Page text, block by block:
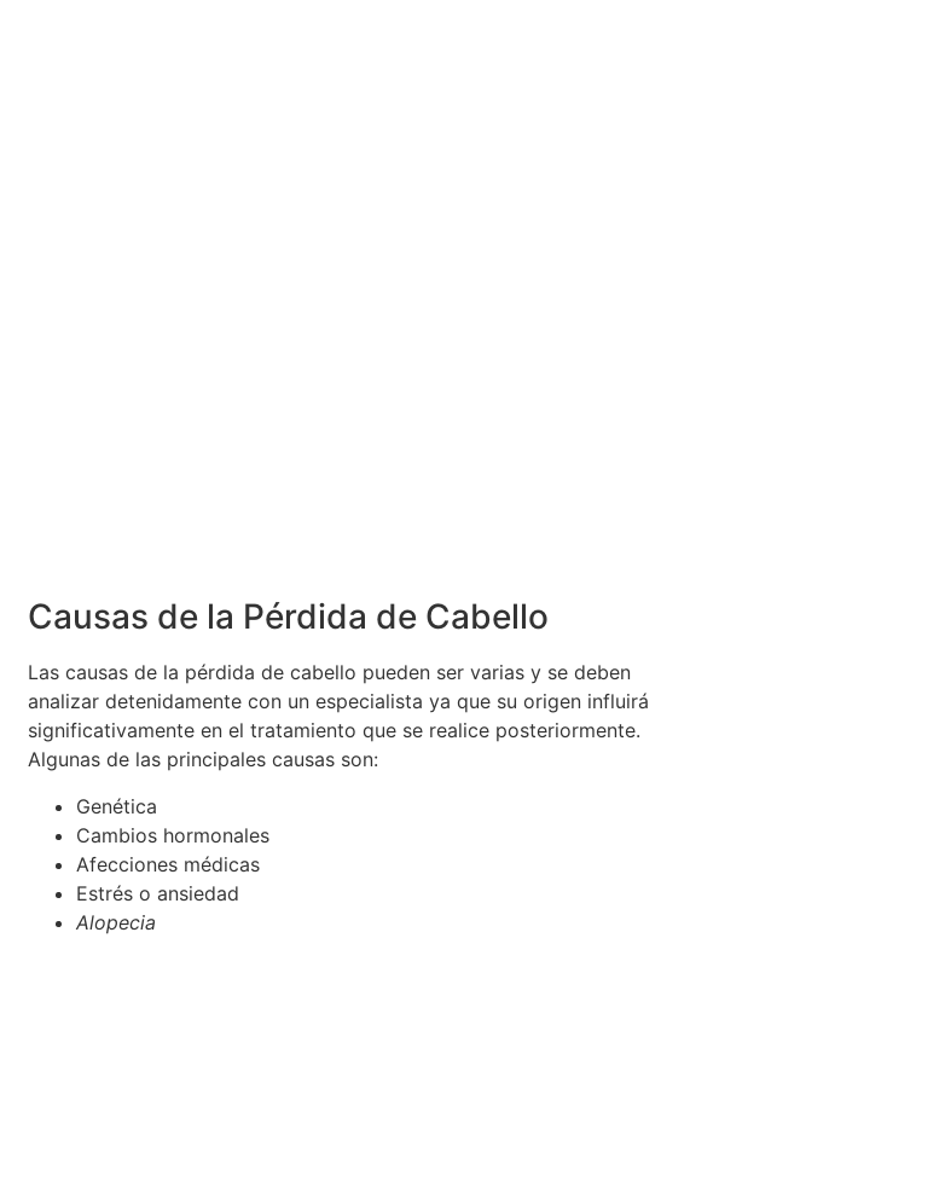
Causas de la Pérdida de Cabello
Las causas de la pérdida de cabello pueden ser varias y se deben
analizar detenidamente con un especialista ya que su origen influirá
significativamente en el tratamiento que se realice posteriormente.
Algunas de las principales causas son:
Genética
Cambios hormonales
Afecciones médicas
Estrés o ansiedad
Alopecia